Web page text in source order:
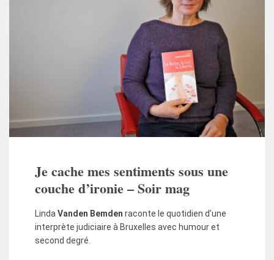
Je cache mes sentiments sous une
couche d’ironie – Soir mag
Linda Vanden Bemden raconte le quotidien d’une
interprète judiciaire à Bruxelles avec humour et
second degré.